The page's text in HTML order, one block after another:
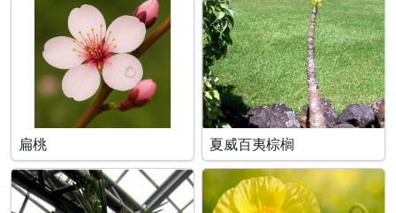
扁桃 夏威百夷棕榈